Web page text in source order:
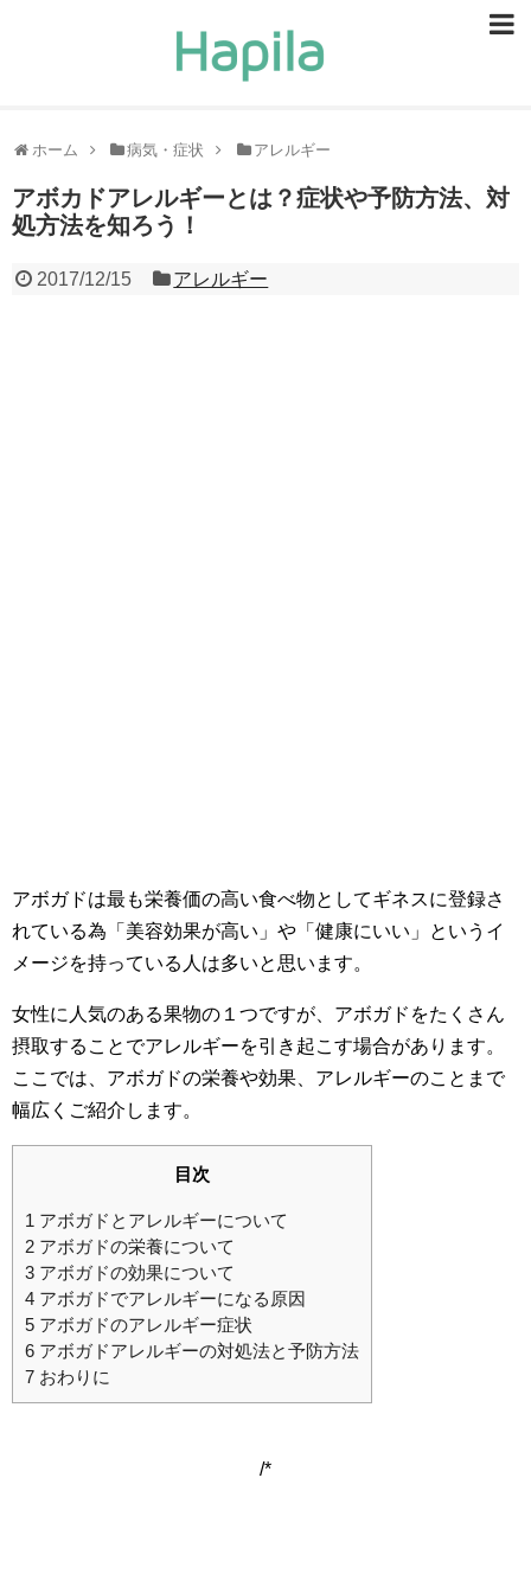
ホーム 病気・症状 アレルギー
アボカドアレルギーとは？症状や予防方法、対
処方法を知ろう！
2017/12/15 アレルギー
アボガドは最も栄養価の高い食べ物としてギネスに登録さ
れている為「美容効果が高い」や「健康にいい」というイ
メージを持っている人は多いと思います。
女性に人気のある果物の１つですが、アボガドをたくさん
摂取することでアレルギーを引き起こす場合があります。
ここでは、アボガドの栄養や効果、アレルギーのことまで
幅広くご紹介します。
目次
1 アボガドとアレルギーについて
2 アボガドの栄養について
3 アボガドの効果について
4 アボガドでアレルギーになる原因
5 アボガドのアレルギー症状
6 アボガドアレルギーの対処法と予防方法
7 おわりに
/*
ヘアケア
ヘルスケア
食事・食べ物